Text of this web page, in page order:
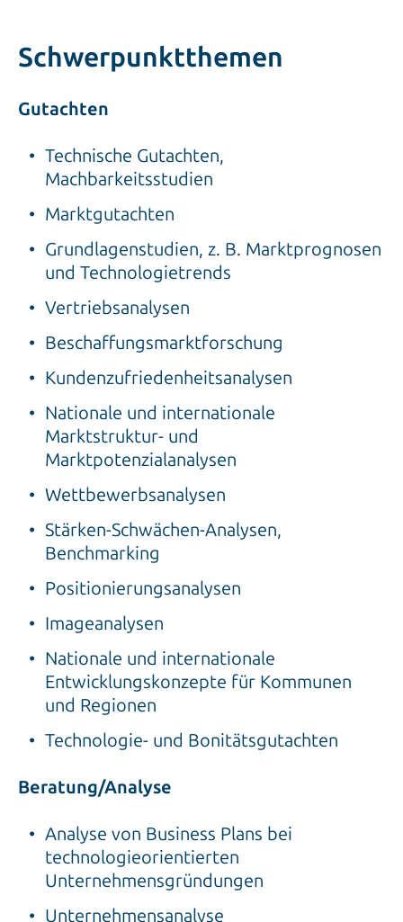
Schwerpunktthemen
Gutachten
Technische Gutachten,
Machbarkeitsstudien
Marktgutachten
Grundlagenstudien, z. B. Marktprognosen
und Technologietrends
Vertriebsanalysen
Beschaffungsmarktforschung
Kundenzufriedenheitsanalysen
Nationale und internationale
Marktstruktur- und
Marktpotenzialanalysen
Wettbewerbsanalysen
Stärken-Schwächen-Analysen,
Benchmarking
Positionierungsanalysen
Imageanalysen
Nationale und internationale
Entwicklungskonzepte für Kommunen
und Regionen
Technologie- und Bonitätsgutachten
Beratung/Analyse
Analyse von Business Plans bei
technologieorientierten
Unternehmensgründungen
Unternehmensanalyse